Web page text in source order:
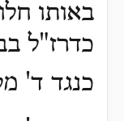
באותו
כדרז"ל
כנגד ד'